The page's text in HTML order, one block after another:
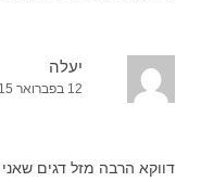
יעלה
12 בפברואר 2015 בשעה 21:05
דווקא הרבה מזל דגים